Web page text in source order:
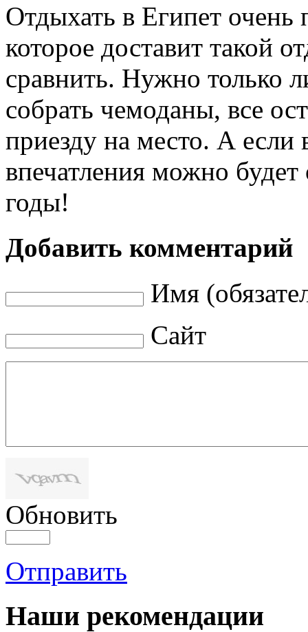
Отдыхать в Египет очень
которое доставит такой
сравнить. Нужно только
собрать чемоданы, все
приезду на место. А если
впечатления можно
годы!
Добавить комментарий
Имя
Сайт
Обновить
Отправить
Наши рекомендации